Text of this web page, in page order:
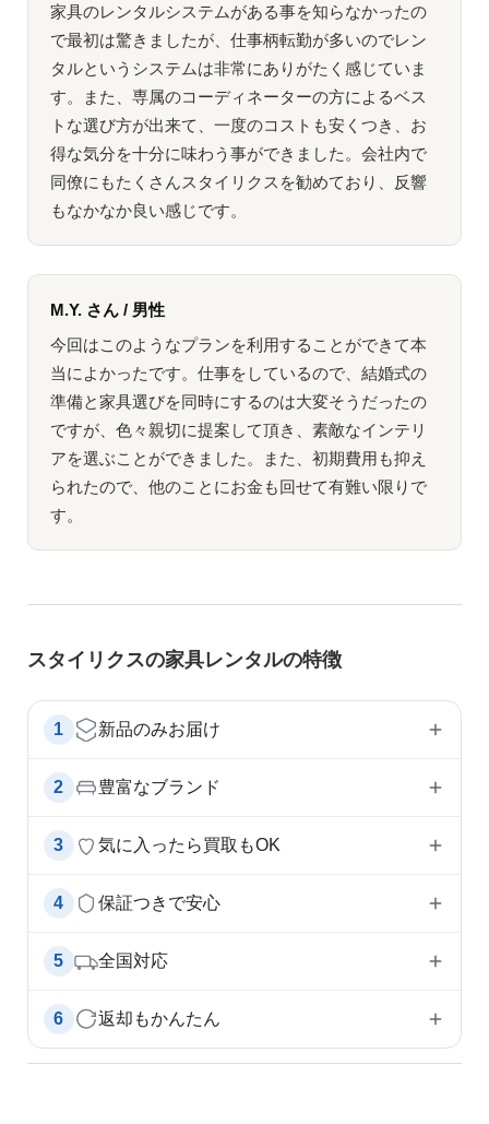
家具のレンタルシステムがある事を知らなかったの
で最初は驚きましたが、仕事柄転勤が多いのでレン
タルというシステムは非常にありがたく感じていま
す。また、専属のコーディネーターの方によるベス
トな選び方が出来て、一度のコストも安くつき、お
得な気分を十分に味わう事ができました。会社内で
同僚にもたくさんスタイリクスを勧めており、反響
もなかなか良い感じです。
M.Y. さん / 男性
今回はこのようなプランを利用することができて本
当によかったです。仕事をしているので、結婚式の
準備と家具選びを同時にするのは大変そうだったの
ですが、色々親切に提案して頂き、素敵なインテリ
アを選ぶことができました。また、初期費用も抑え
られたので、他のことにお金も回せて有難い限りで
す。
スタイリクスの家具レンタルの特徴
1 新品のみお届け
2 豊富なブランド
3 気に入ったら買取もOK
4 保証つきで安心
5 全国対応
6 返却もかんたん